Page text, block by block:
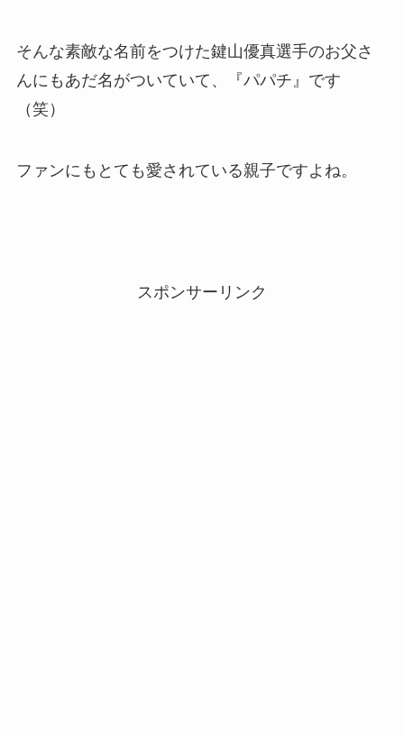
そんな素敵な名前をつけた鍵山優真選手のお父さ
んにもあだ名がついていて、『パパチ』です
（笑）
ファンにもとても愛されている親子ですよね。
スポンサーリンク